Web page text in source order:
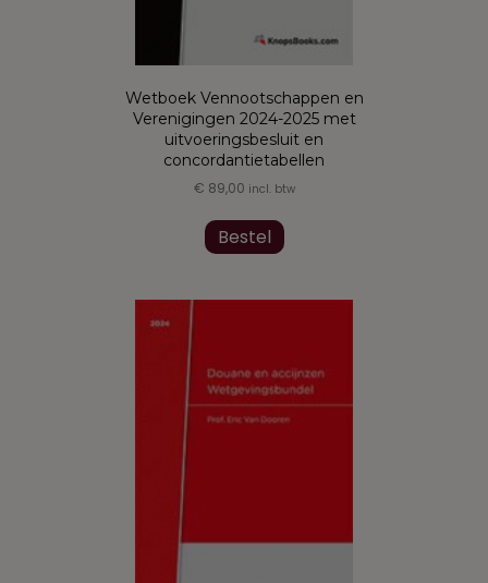
Wetboek Vennootschappen en
Verenigingen 2024-2025 met
uitvoeringsbesluit en
concordantietabellen
€ 89,00 incl. btw
Bestel product
variaties.
kan
gekozen
worden